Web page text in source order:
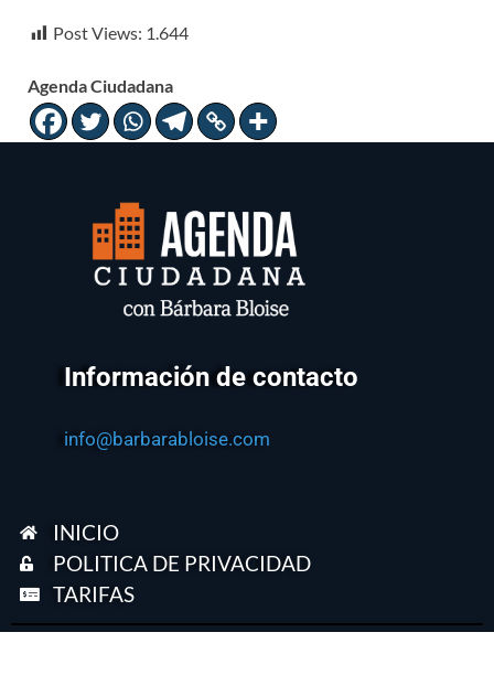
Post Views: 1.644
Agenda Ciudadana
Información de contacto
info@barbarabloise.com
INICIO
POLITICA DE PRIVACIDAD
TARIFAS